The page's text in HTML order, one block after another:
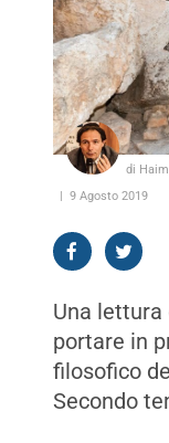
di
9 Agosto 2019
Una lettura
portare in
filosofico
Secondo